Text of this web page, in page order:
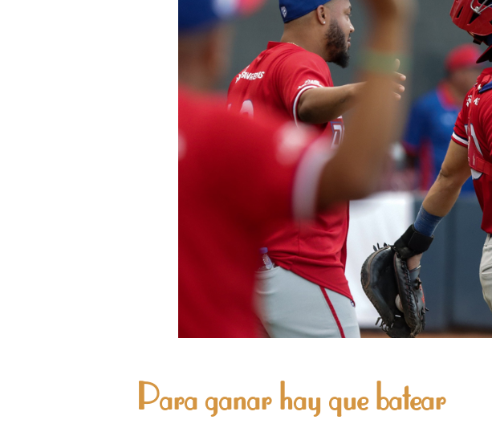
Para ganar hay que batear